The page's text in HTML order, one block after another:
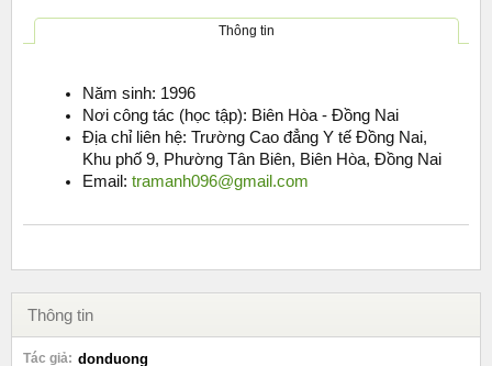
Thông tin
Năm sinh: 1996
Nơi công tác (học tập): Biên Hòa - Đồng Nai
Địa chỉ liên hệ: Trường Cao đẳng Y tế Đồng Nai,
Khu phố 9, Phường Tân Biên, Biên Hòa, Đồng Nai
Email: tramanh096@gmail.com
Thông tin
Tác giả: donduong